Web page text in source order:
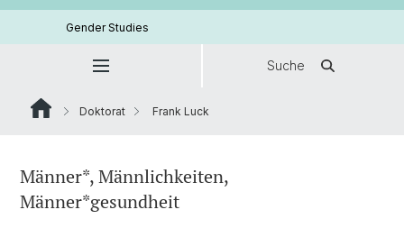
Gender Studies
Suche
Doktorat Frank Luck
Männer*, Männlichkeiten,
Männer*gesundheit